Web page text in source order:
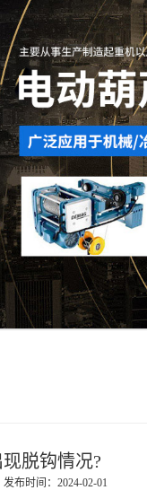
脱钩情况?
发布时间：2024-02-01